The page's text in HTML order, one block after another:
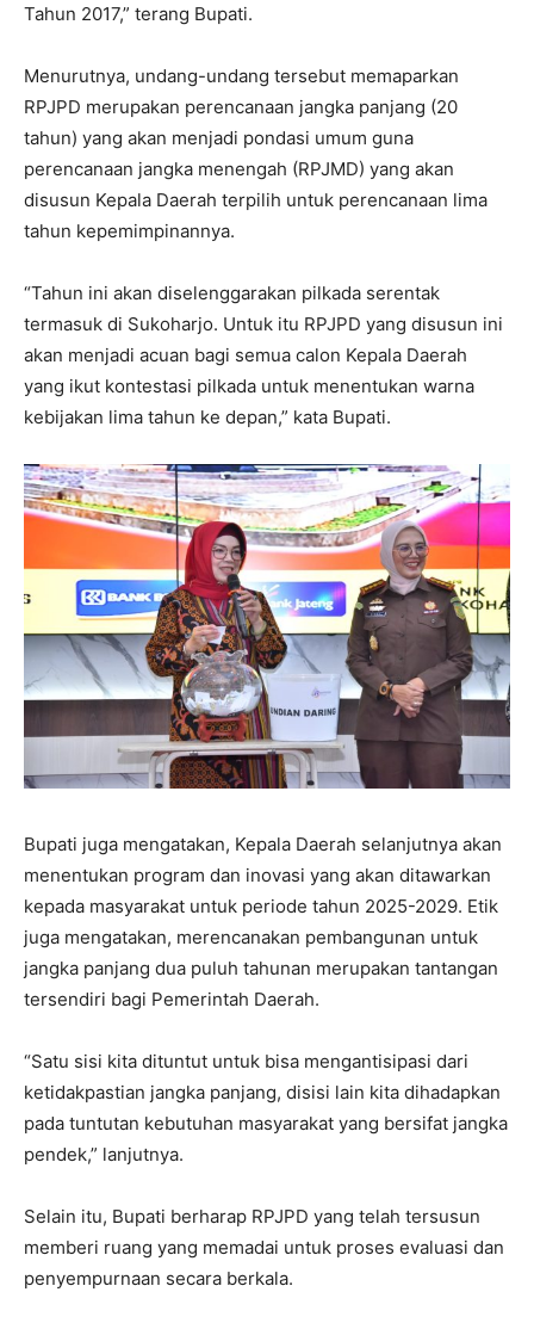
Tahun 2017,” terang Bupati.
Menurutnya, undang-undang tersebut memaparkan
RPJPD merupakan perencanaan jangka panjang (20
tahun) yang akan menjadi pondasi umum guna
perencanaan jangka menengah (RPJMD) yang akan
disusun Kepala Daerah terpilih untuk perencanaan lima
tahun kepemimpinannya.
“Tahun ini akan diselenggarakan pilkada serentak
termasuk di Sukoharjo. Untuk itu RPJPD yang disusun ini
akan menjadi acuan bagi semua calon Kepala Daerah
yang ikut kontestasi pilkada untuk menentukan warna
kebijakan lima tahun ke depan,” kata Bupati.
Bupati juga mengatakan, Kepala Daerah selanjutnya akan
menentukan program dan inovasi yang akan ditawarkan
kepada masyarakat untuk periode tahun 2025-2029. Etik
juga mengatakan, merencanakan pembangunan untuk
jangka panjang dua puluh tahunan merupakan tantangan
tersendiri bagi Pemerintah Daerah.
“Satu sisi kita dituntut untuk bisa mengantisipasi dari
ketidakpastian jangka panjang, disisi lain kita dihadapkan
pada tuntutan kebutuhan masyarakat yang bersifat jangka
pendek,” lanjutnya.
Selain itu, Bupati berharap RPJPD yang telah tersusun
memberi ruang yang memadai untuk proses evaluasi dan
penyempurnaan secara berkala.